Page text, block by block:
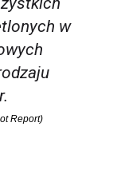
w
Report)